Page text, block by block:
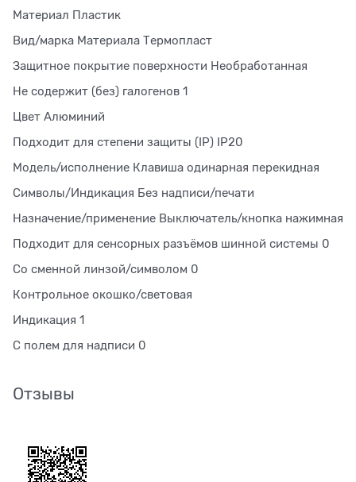
Материал Пластик
Вид/марка Материала Термопласт
Защитное покрытие поверхности Необработанная
Не содержит (без) галогенов 1
Цвет Алюминий
Подходит для степени защиты (IP) IP20
Модель/исполнение Клавиша одинарная перекидная
Символы/Индикация Без надписи/печати
Назначение/применение Выключатель/кнопка нажимная
Подходит для сенсорных разъёмов шинной системы 0
Со сменной линзой/символом 0
Контрольное окошко/световая
Индикация 1
С полем для надписи 0
Отзывы